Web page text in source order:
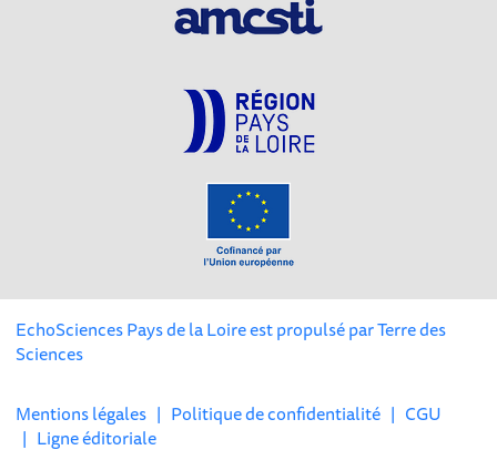
EchoSciences Pays de la Loire est propulsé parTerre des
Sciences
Mentions légales | Politique de confidentialité | CGU
| Ligne éditoriale